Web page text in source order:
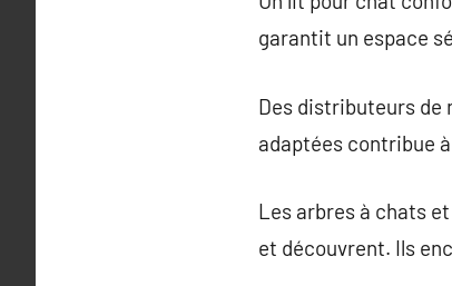
garantit un espace
Des distributeurs de
adaptées contribue
Les arbres à chats
et découvrent. Ils